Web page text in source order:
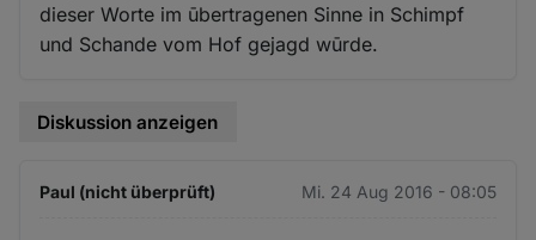
dieser Worte im ūbertragenen Sinne in Schimpf
und Schande vom Hof gejagd wūrde.
Diskussion anzeigen
Paul (nicht überprüft) Mi. 24 Aug 2016 - 08:05